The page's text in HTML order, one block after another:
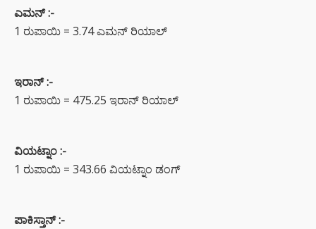
ಎಮನ್ :-
1 ರುಪಾಯಿ = 3.74 ಎಮನ್ ರಿಯಾಲ್
ಇರಾನ್ :-
1 ರುಪಾಯಿ = 475.25 ಇರಾನ್ ರಿಯಾಲ್
ವಿಯಟ್ನಾಂ :-
1 ರುಪಾಯಿ = 343.66 ವಿಯಟ್ನಾಂ ಡಂಗ್
ಪಾಕಿಸ್ತಾನ್ :-